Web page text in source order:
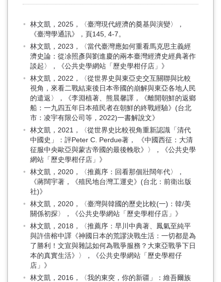
林文凱，2025，〈臺灣現代經濟的奠基與演變〉，
《臺灣學通訊》，頁145, 4-7。
林文凱，2023，〈當代臺灣應如何重看馬克思主義經
濟史論：從凃照彥與劉進慶的兩本臺灣經濟史經典著作
談起〉，《公共史學網站「歷史學柑仔店」》
林文凱，2022，〈從世界史與東亞史交互關聯與比較
視角，來看二戰結束後日本帝國的崩解與東亞各地人民
的遣返〉，《李淵植著、熊晨馨譯，《離開朝鮮的返鄉
船：一九四五年日本殖民者在朝鮮的終戰經驗》(台北
市：凌宇有限公司等，2022)一書解說文》
林文凱，2021，〈從世界史比較視角重新認識「清代
中國史」：評Peter C. Perdue著， 《中國西征：大清
征服中央歐亞與蒙古帝國的最後輓歌》〉，《公共史學
網站「歷史學柑仔店」》
林文凱，2020，〈推薦序：回看那個壯闊年代〉，
《蔣闊宇著，《殖民地台灣工運史》(台北：前衛出版
社)》
林文凱，2020，〈臺灣與韓國的歷史比較(一)：韓/美
關係初探〉，《公共史學網站「歷史學柑仔店」》
林文凱，2018，〈推薦序：早川中典著、鳳氣至純平
與許倍榕中譯《神國日本的荒謬決戰生活：一切都是為
了勝利！文宣與雜誌如何為戰爭服務？大東亞戰爭下日
本的真實生活》〉，《公共史學網站「歷史學柑仔
店」》
林文凱，2016，〈我的東突，你的新疆」：維吾爾族